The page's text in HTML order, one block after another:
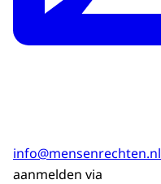
info@mensenrechten.nl
aanmelden via